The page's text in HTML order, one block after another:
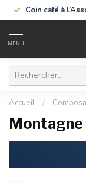
Coin café à
MENU
Accueil /
Montagne